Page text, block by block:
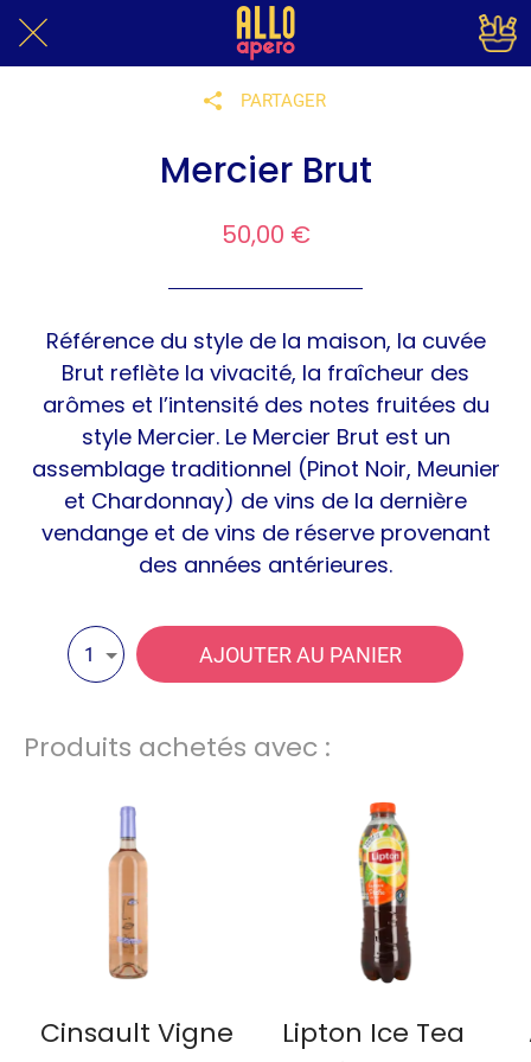
PARTAGER
Mercier Brut
50,00 €
Référence du style de la maison, la cuvée
Brut reflète la vivacité, la fraîcheur des
arômes et l’intensité des notes fruitées du
style Mercier. Le Mercier Brut est un
assemblage traditionnel (Pinot Noir, Meunier
et Chardonnay) de vins de la dernière
vendange et de vins de réserve provenant
des années antérieures.
1 AJOUTER AU PANIER
Produits achetés avec :
Cinsault Vigne
Lipton Ice Tea